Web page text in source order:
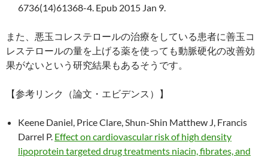
6736(14)61368-4. Epub 2015 Jan 9.
また、悪玉コレステロールの治療をしている患者に善玉コ
レステロールの量を上げる薬を使っても動脈硬化の改善効
果がないという研究結果もあるそうです。
【参考リンク（論文・エビデンス）】
Keene Daniel, Price Clare, Shun-Shin Matthew J, Francis
Darrel P. Effect on cardiovascular risk of high density
lipoprotein targeted drug treatments niacin, fibrates, and